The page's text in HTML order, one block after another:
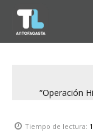
“Operación
Tiempo de lectura: 1